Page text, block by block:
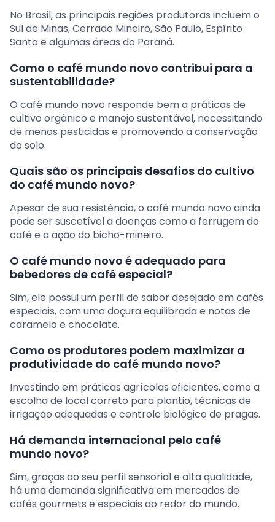
No Brasil, as principais regiões produtoras incluem o
Sul de Minas, Cerrado Mineiro, São Paulo, Espírito
Santo e algumas áreas do Paraná.
Como o café mundo novo contribui para a
sustentabilidade?
O café mundo novo responde bem a práticas de
cultivo orgânico e manejo sustentável, necessitando
de menos pesticidas e promovendo a conservação
do solo.
Quais são os principais desafios do cultivo
do café mundo novo?
Apesar de sua resistência, o café mundo novo ainda
pode ser suscetível a doenças como a ferrugem do
café e a ação do bicho-mineiro.
O café mundo novo é adequado para
bebedores de café especial?
Sim, ele possui um perfil de sabor desejado em cafés
especiais, com uma doçura equilibrada e notas de
caramelo e chocolate.
Como os produtores podem maximizar a
produtividade do café mundo novo?
Investindo em práticas agrícolas eficientes, como a
escolha de local correto para plantio, técnicas de
irrigação adequadas e controle biológico de pragas.
Há demanda internacional pelo café
mundo novo?
Sim, graças ao seu perfil sensorial e alta qualidade,
há uma demanda significativa em mercados de
cafés gourmets e especiais ao redor do mundo.